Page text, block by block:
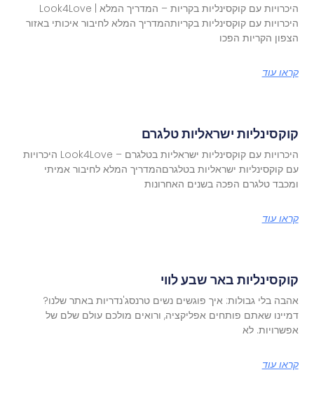
היכרויות עם קוקסינליות בקריות – המדריך המלא | Look4Love
היכרויות עם קוקסינליות בקריותהמדריך המלא לחיבור איכותי באזור
הצפון הקריות הפכו
קראו עוד
קוקסינליות ישראליות טלגרם
היכרויות עם קוקסינליות ישראליות בטלגרם – Look4Love היכרויות
עם קוקסינליות ישראליות בטלגרםהמדריך המלא לחיבור אמיתי
ומכבד טלגרם הפכה בשנים האחרונות
קראו עוד
קוקסינליות באר שבע לווי
אהבה בלי גבולות: איך פוגשים נשים טרנסג'נדריות באתר שלנו?
דמיינו שאתם פותחים אפליקציה, ורואים מולכם עולם שלם של
אפשרויות. לא
קראו עוד